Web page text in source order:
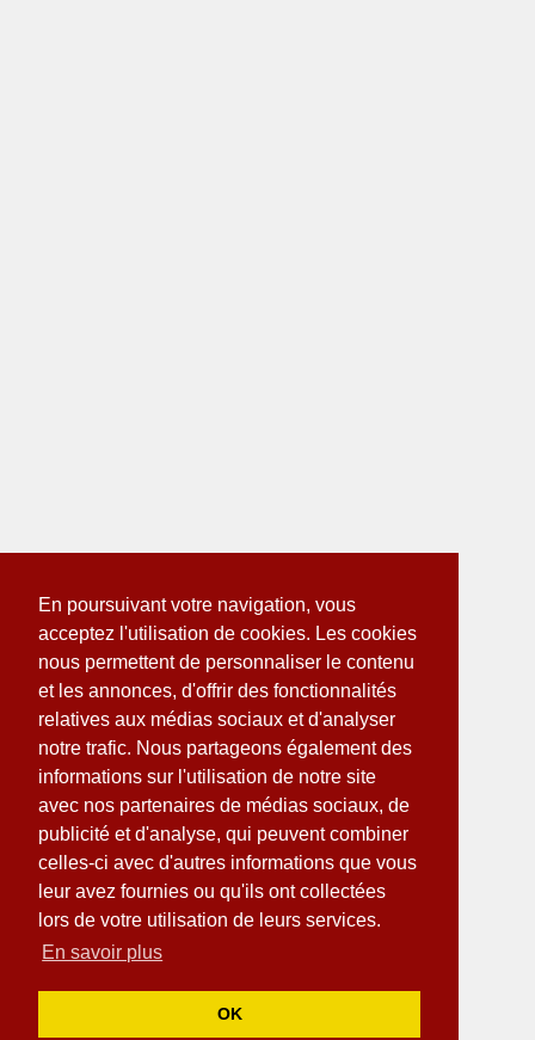
En poursuivant votre navigation, vous
acceptez l'utilisation de cookies. Les cookies
nous permettent de personnaliser le contenu
et les annonces, d'offrir des fonctionnalités
relatives aux médias sociaux et d'analyser
notre trafic. Nous partageons également des
informations sur l'utilisation de notre site
avec nos partenaires de médias sociaux, de
publicité et d'analyse, qui peuvent combiner
celles-ci avec d'autres informations que vous
leur avez fournies ou qu'ils ont collectées
lors de votre utilisation de leurs services.
En savoir plus
OK